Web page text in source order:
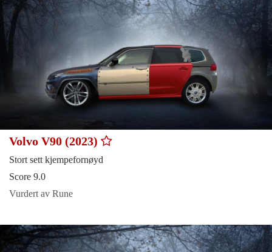
Volvo V90 (2023)
Stort sett kjempefornøyd
Score 9.0
Vurdert av Rune